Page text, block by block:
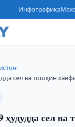
Инфографика
›
сел ва тошқин
ҳудудда сел ва